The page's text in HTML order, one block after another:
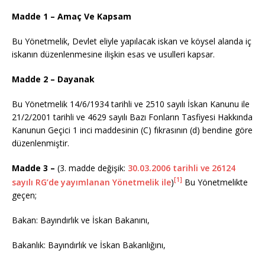
Madde 1 – Amaç Ve Kapsam
Bu Yönetmelik, Devlet eliyle yapılacak iskan ve köysel alanda iç
iskanın düzenlenmesine ilişkin esas ve usulleri kapsar.
Madde 2 – Dayanak
Bu Yönetmelik 14/6/1934 tarihli ve 2510 sayılı İskan Kanunu ile
21/2/2001 tarihli ve 4629 sayılı Bazı Fonların Tasfiyesi Hakkında
Kanunun Geçici 1 inci maddesinin (C) fıkrasının (d) bendine göre
düzenlenmiştir.
Madde 3 – (3. madde değişik: 30.03.2006 tarihli ve 26124
sayılı RG’de yayımlanan Yönetmelik ile)[1] Bu Yönetmelikte
geçen;
Bakan: Bayındırlık ve İskan Bakanını,
Bakanlık: Bayındırlık ve İskan Bakanlığını,